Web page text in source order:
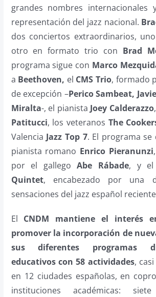
grandes nombres internacionales
representación del jazz nacional.
dos conciertos extraordinarios,
otro en formato trio con Brad
programa sigue con Marco
a Beethoven, el CMS Trio, formado
de excepción –Perico Sambeat,
Miralta-, el pianista Joey Calderazzo
Patitucci, los veteranos The
Valencia Jazz Top 7. El programa se
pianista romano Enrico Pieranunzi
por el gallegoAbe Rábade, y el
Quintet, encabezado por una
sensaciones del jazz español
El CNDM mantiene el interés
promover la incorporación de
sus diferentes programas
educativos con 58 actividades,
en 12 ciudades españolas, en
instituciones académicas: